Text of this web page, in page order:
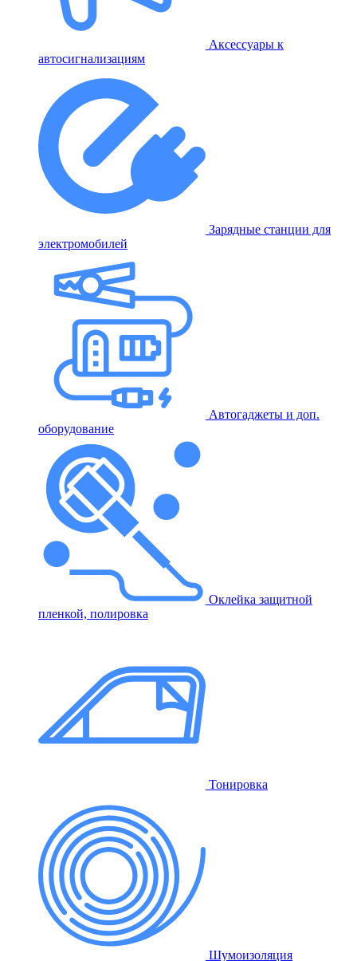
Аксессуары к
автосигнализациям
Зарядные станции для
электромобилей
Автогаджеты и доп.
оборудование
Оклейка защитной
пленкой, полировка
Тонировка
Шумоизоляция